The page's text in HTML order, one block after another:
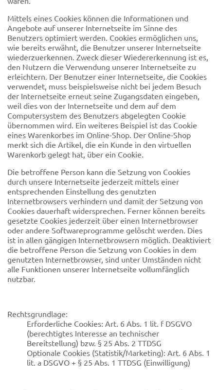
Mittels eines Cookies können die Informationen und
Angebote auf unserer Internetseite im Sinne des
Benutzers optimiert werden. Cookies ermöglichen uns,
wie bereits erwähnt, die Benutzer unserer Internetseite
wiederzuerkennen. Zweck dieser Wiedererkennung ist es,
den Nutzern die Verwendung unserer Internetseite zu
erleichtern. Der Benutzer einer Internetseite, die Cookies
verwendet, muss beispielsweise nicht bei jedem Besuch
der Internetseite erneut seine Zugangsdaten eingeben,
weil dies von der Internetseite und dem auf dem
Computersystem des Benutzers abgelegten Cookie
übernommen wird. Ein weiteres Beispiel ist das Cookie
eines Warenkorbes im Online-Shop. Der Online-Shop
merkt sich die Artikel, die ein Kunde in den virtuellen
Warenkorb gelegt hat, über ein Cookie.
Die betroffene Person kann die Setzung von Cookies
durch unsere Internetseite jederzeit mittels einer
entsprechenden Einstellung des genutzten
Internetbrowsers verhindern und damit der Setzung von
Cookies dauerhaft widersprechen. Ferner können bereits
gesetzte Cookies jederzeit über einen Internetbrowser
oder andere Softwareprogramme gelöscht werden. Dies
ist in allen gängigen Internetbrowsern möglich. Deaktiviert
die betroffene Person die Setzung von Cookies in dem
genutzten Internetbrowser, sind unter Umständen nicht
alle Funktionen unserer Internetseite vollumfänglich
nutzbar.
Rechtsgrundlage:
Erforderliche Cookies: Art. 6 Abs. 1 lit. f DSGVO
(berechtigtes Interesse an technischer
Bereitstellung) bzw. § 25 Abs. 2 TTDSG
Optionale Cookies (Statistik/Marketing): Art. 6 Abs. 1
lit. a DSGVO + § 25 Abs. 1 TTDSG (Einwilligung)